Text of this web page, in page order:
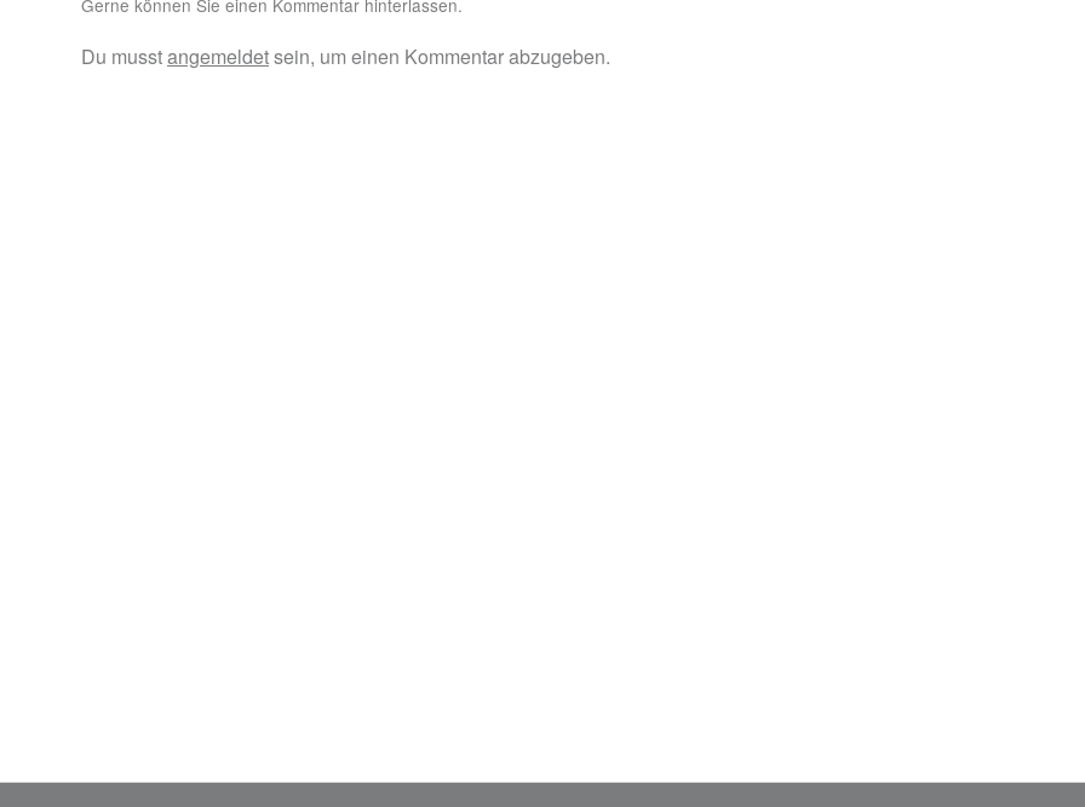
Gerne können Sie einen Kommentar hinterlassen.
Du musstangemeldetsein, um einen Kommentar abzugeben.